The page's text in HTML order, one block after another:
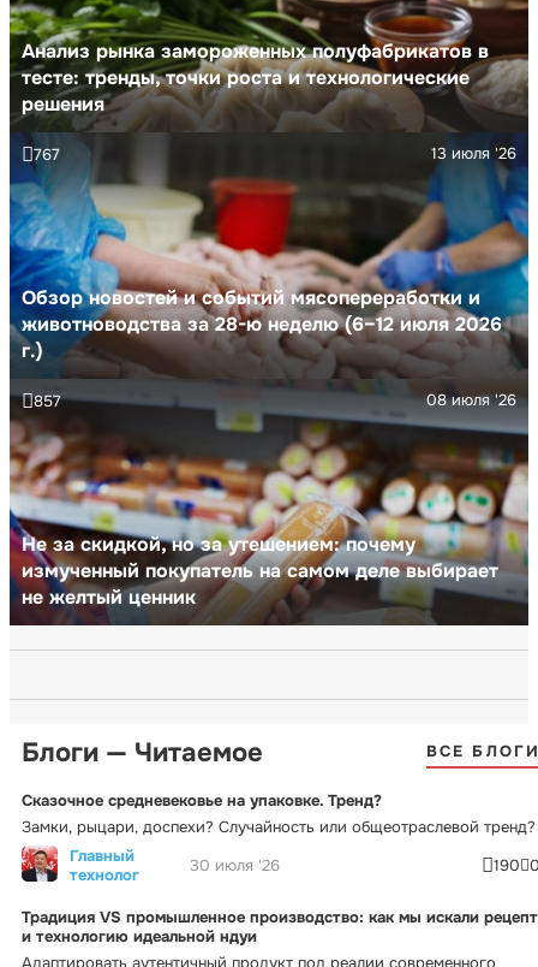
Анализ рынка замороженных полуфабрикатов в
тесте: тренды, точки роста и технологические
решения
Обзор новостей и событий мясопереработки и
животноводства за 28-ю неделю (6–12 июля 2026
г.)
13 июля '26
767
Не за скидкой, но за утешением: почему
измученный покупатель на самом деле выбирает
не желтый ценник
08 июля '26
857
Блоги — Читаемое ВСЕ
Сказочное средневековье на упаковке. Тренд?
Замки, рыцари, доспехи? Случайность или общеотраслевой тренд?
Главный
технолог
30 июля '26 190
Традиция VS промышленное производство: как мы искали рецепт
и технологию идеальной ндуи
Адаптировать аутентичный продукт под реалии современного